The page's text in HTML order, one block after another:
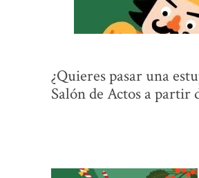
¿Quieres pasar una
Salón de Actos a partir